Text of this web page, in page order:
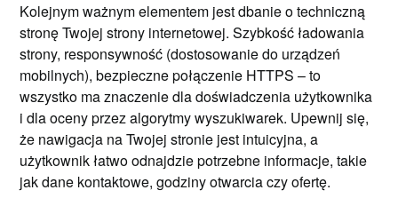
Kolejnym ważnym elementem jest dbanie o techniczną
stronę Twojej strony internetowej. Szybkość ładowania
strony, responsywność (dostosowanie do urządzeń
mobilnych), bezpieczne połączenie HTTPS – to
wszystko ma znaczenie dla doświadczenia użytkownika
i dla oceny przez algorytmy wyszukiwarek. Upewnij się,
że nawigacja na Twojej stronie jest intuicyjna, a
użytkownik łatwo odnajdzie potrzebne informacje, takie
jak dane kontaktowe, godziny otwarcia czy ofertę.